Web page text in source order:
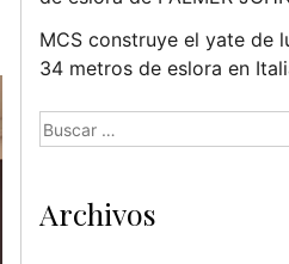
MCS construye el yate de
34 metros de eslora en
Buscar:
Archivos